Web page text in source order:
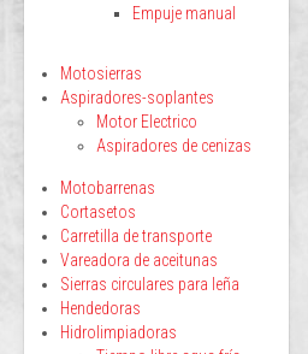
Empuje manual
Motosierras
Aspiradores-soplantes
Motor Electrico
Aspiradores de cenizas
Motobarrenas
Cortasetos
Carretilla de transporte
Vareadora de aceitunas
Sierras circulares para leña
Hendedoras
Hidrolimpiadoras